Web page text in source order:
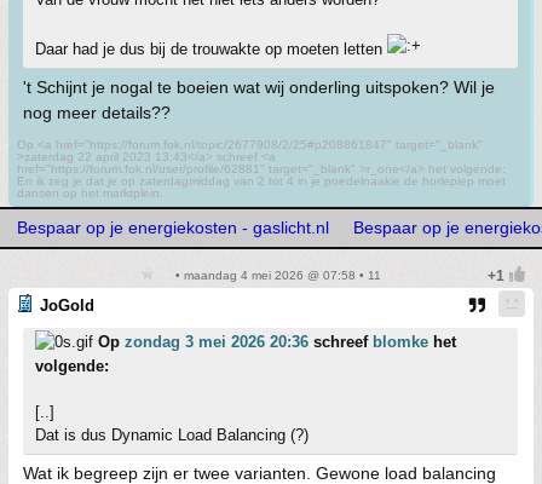
Daar had je dus bij de trouwakte op moeten letten
't Schijnt je nogal te boeien wat wij onderling uitspoken? Wil je
nog meer details??
Op <a href="https://forum.fok.nl/topic/2677908/2/25#p208861847" target="_blank"
>zaterdag 22 april 2023 13:43</a> schreef <a
href="https://forum.fok.nl/user/profile/62881" target="_blank" >r_one</a> het volgende:
En ik zeg je dat je op zaterdagmiddag van 2 tot 4 in je poedelnaakie de horlepiep moet
dansen op het marktplein.
Bespaar op je energiekosten - gaslicht.nl Bespaar op je
• maandag 4 mei 2026 @ 07:58 • 11
JoGold
Op zondag 3 mei 2026 20:36 schreef blomke het
volgende:
[..]
Dat is dus Dynamic Load Balancing (?)
Wat ik begreep zijn er twee varianten. Gewone load balancing